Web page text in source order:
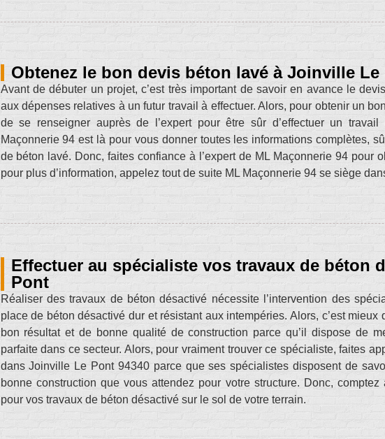
Obtenez le bon devis béton lavé à Joinville Le
Avant de débuter un projet, c’est très important de savoir en avance le
aux dépenses relatives à un futur travail à effectuer. Alors, pour obtenir un
de se renseigner auprès de l’expert pour être sûr d’effectuer un
Maçonnerie 94 est là pour vous donner toutes les informations complètes,
de béton lavé. Donc, faites confiance à l’expert de ML Maçonnerie 94 pour
pour plus d’information, appelez tout de suite ML Maçonnerie 94 se siège
Effectuer au spécialiste vos travaux de béton
Pont
Réaliser des travaux de béton désactivé nécessite l’intervention des
place de béton désactivé dur et résistant aux intempéries. Alors, c’est mieux
bon résultat et de bonne qualité de construction parce qu’il dispose de
parfaite dans ce secteur. Alors, pour vraiment trouver ce spécialiste, faites
dans Joinville Le Pont 94340 parce que ses spécialistes disposent de
bonne construction que vous attendez pour votre structure. Donc,
pour vos travaux de béton désactivé sur le sol de votre terrain.